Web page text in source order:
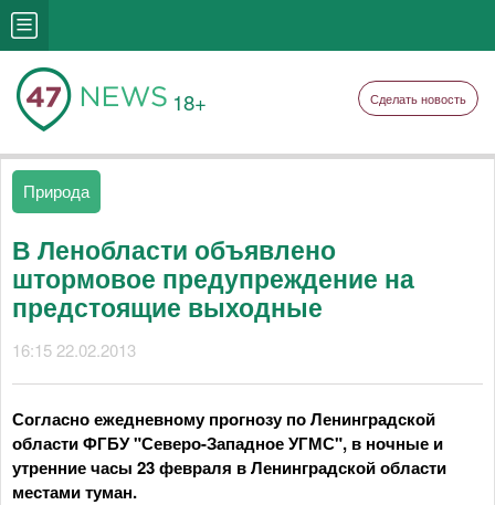
18+ Сделать новость
Природа
В Ленобласти объявлено
штормовое предупреждение на
предстоящие выходные
16:15 22.02.2013
Согласно ежедневному прогнозу по Ленинградской
области ФГБУ "Северо-Западное УГМС", в ночные и
утренние часы 23 февраля в Ленинградской области
местами туман.